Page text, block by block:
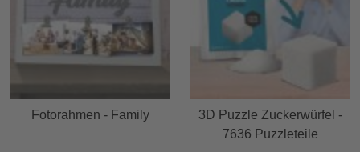
Fotorahmen - Family
3D Puzzle Zuckerwürfel -
7636 Puzzleteile